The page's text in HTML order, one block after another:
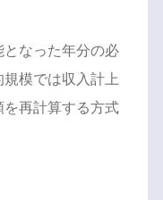
となった年分の必
模では収入計上
を再計算する方式